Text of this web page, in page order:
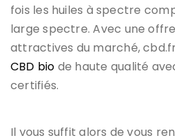
fois les huiles à spectre
large spectre. Avec une
attractives du marché,
CBD bio de haute qualité
certifiés.
Il vous suffit alors de vous